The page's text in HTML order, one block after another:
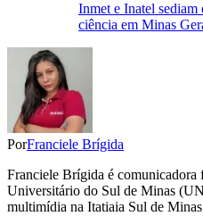
Inmet e Inatel sediam
ciência em Minas
PorFranciele Brígida
Franciele Brígida é comunicadora
Universitário do Sul de Minas
multimídia na Itatiaia Sul de